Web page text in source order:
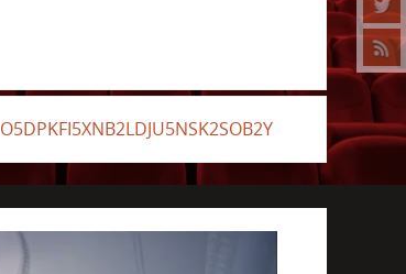
O5DPKFI5XNB2LDJU5NSK2SOB2Y